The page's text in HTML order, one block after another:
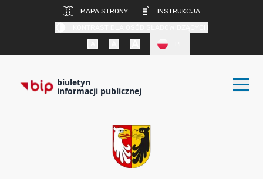
MAPA STRONY
INSTRUKCJA
biuletyn
informacji publicznej